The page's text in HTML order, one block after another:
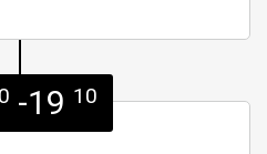
-19 10